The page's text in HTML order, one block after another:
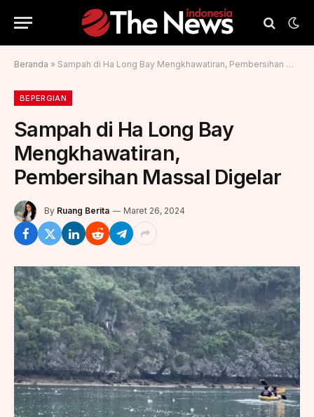
Beranda » Sampah di Ha Long Bay Mengkhawatiran, Pembersihan Massal Digelar
BEPERGIAN
Sampah di Ha Long Bay
Mengkhawatiran,
Pembersihan Massal Digelar
By Ruang Berita Maret 26, 2024